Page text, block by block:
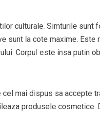
culturale. Simturile
sunt la cote maxime.
Corpul este insa putin
cel mai dispus sa accepte
produsele cosmetice.